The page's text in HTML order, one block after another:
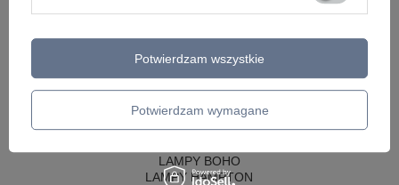
CANDELLUX
SOLLUX
POPULARNE KATEGORIE
LAMPY RETRO
LAMPY BOHO
LAMPY HAMPTON
Potwierdzam wymagane
Potwierdzam wszystkie